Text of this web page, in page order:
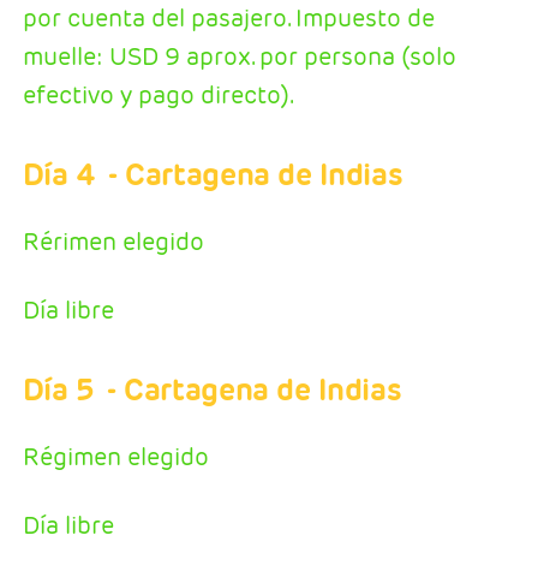
por cuenta del pasajero. Impuesto de
muelle: USD 9 aprox. por persona (solo
efectivo y pago directo).
Día 4 - Cartagena de Indias
Rérimen elegido
Día libre
Día 5 - Cartagena de Indias
Régimen elegido
Día libre